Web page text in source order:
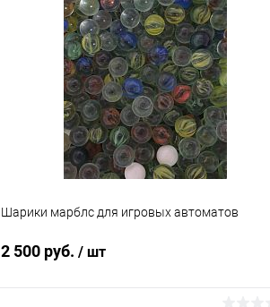
В корзину
Купить в 1 клик Сравнение
В избранное Под заказ
Шарики марблс для игровых автоматов
2 500 руб. / шт